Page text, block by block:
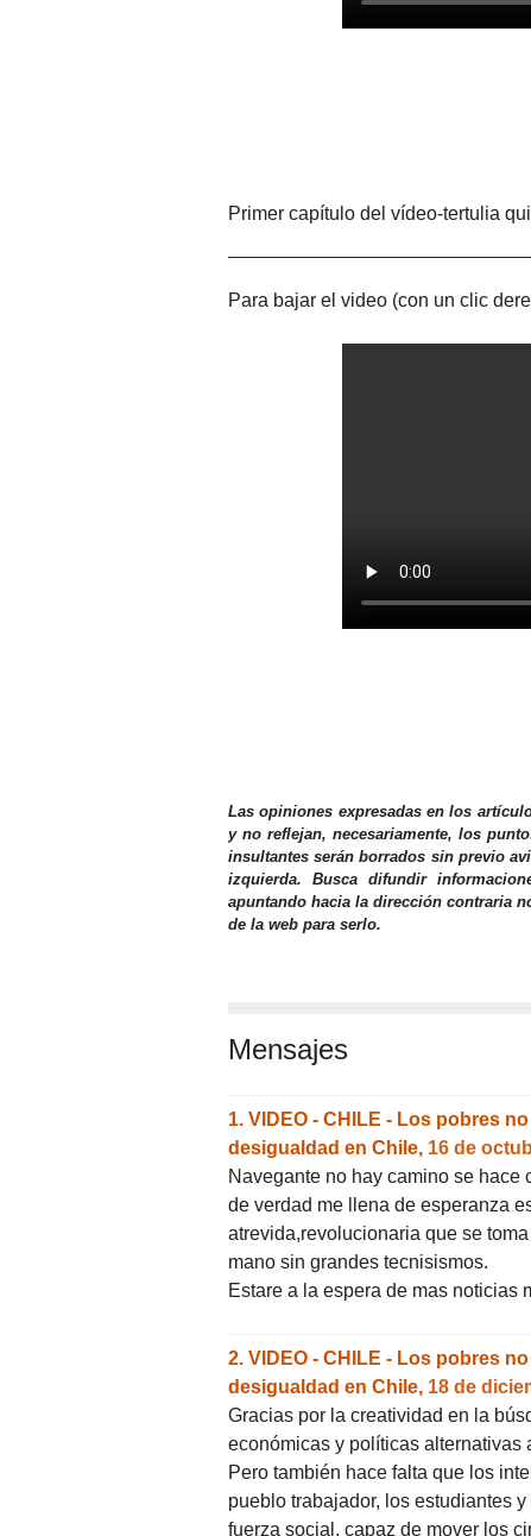
Primer capítulo del vídeo-tertulia
Para bajar el video (con un clic
Las opiniones expresadas en los
y no reflejan, necesariamente, los
insultantes serán borrados sin previo
izquierda. Busca difundir
apuntando hacia la dirección contraria
de la web para serlo.
Mensajes
1. VIDEO - CHILE - Los pobres
desigualdad en Chile, 16 de
Navegante no hay camino se hace
de verdad me llena de esperanza
atrevida,revolucionaria que se
mano sin grandes tecnisismos.
Estare a la espera de mas noticias
2. VIDEO - CHILE - Los pobres
desigualdad en Chile, 18 de
Gracias por la creatividad en la
económicas y políticas alternativas
Pero también hace falta que los
pueblo trabajador, los estudiantes
fuerza social, capaz de mover los